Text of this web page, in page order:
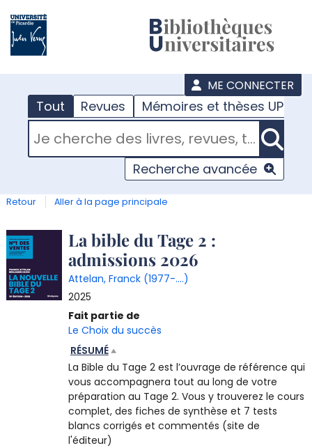
ME CONNECTER
Tout Revues Mémoires et thèses UPJV
RECHERCHER DANS "TOUT"
Recherche avancée
Retour Aller à la page principale
Détail
document
La bible du Tage 2 :
admissions 2026
Attelan, Franck (1977-....)
2025
Fait partie de
Le Choix du succès
RÉSUMÉ
La Bible du Tage 2 est l’ouvrage de référence qui
vous accompagnera tout au long de votre
préparation au Tage 2. Vous y trouverez le cours
complet, des fiches de synthèse et 7 tests
blancs corrigés et commentés (site de
l'éditeur)